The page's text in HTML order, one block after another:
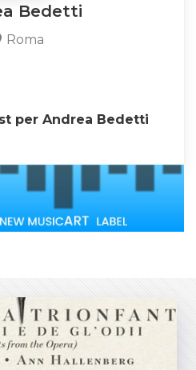
Bedetti
Roma
per Andrea Bedetti